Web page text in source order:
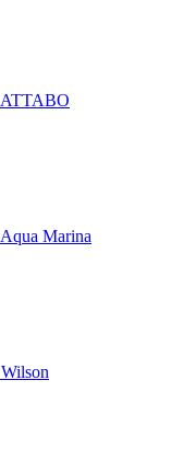
ATTABO
Aqua Marina
Wilson